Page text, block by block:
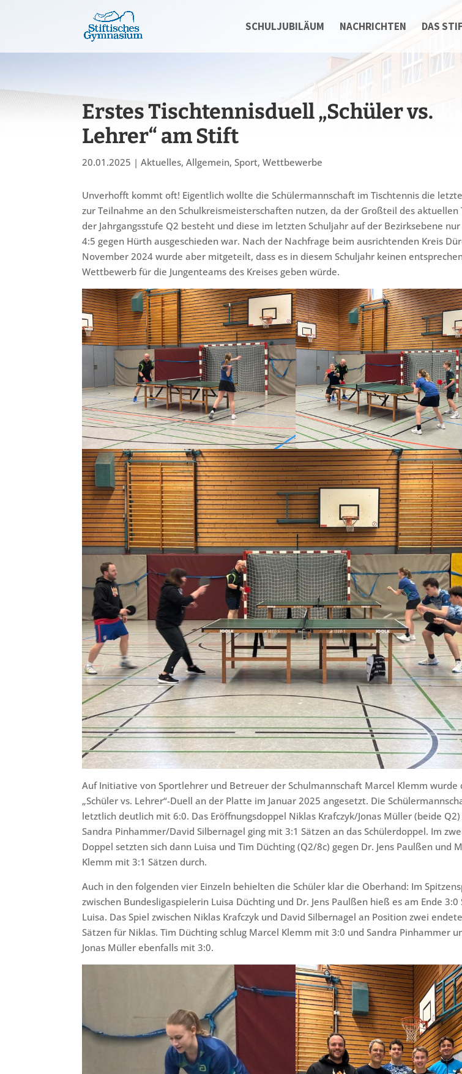
SCHULJUBILÄUM NACHRICHTEN DAS
Erstes Tischtennisduell „Schüler vs.
Lehrer“ am Stift
20.01.2025 |Aktuelles,Allgemein,Sport,Wettbewerbe
Unverhofft kommt oft! Eigentlich wollte die Schülermannschaft im Tischtennis die
zur Teilnahme an den Schulkreismeisterschaften nutzen, da der Großteil des aktuellen
der Jahrgangsstufe Q2 besteht und diese im letzten Schuljahr auf der Bezirksebene
4:5 gegen Hürth ausgeschieden war. Nach der Nachfrage beim ausrichtenden Kreis
November 2024 wurde aber mitgeteilt, dass es in diesem Schuljahr keinen
Wettbewerb für die Jungenteams des Kreises geben würde.
Auf Initiative von Sportlehrer und Betreuer der Schulmannschaft Marcel Klemm wurde
„Schüler vs. Lehrer“-Duell an der Platte im Januar 2025 angesetzt. Die
letztlich deutlich mit 6:0. Das Eröffnungsdoppel Niklas Krafczyk/Jonas Müller (beide Q2)
Sandra Pinhammer/David Silbernagel ging mit 3:1 Sätzen an das Schülerdoppel. Im
Doppel setzten sich dann Luisa und Tim Düchting (Q2/8c) gegen Dr. Jens Paulßen und
Klemm mit 3:1 Sätzen durch.
Auch in den folgenden vier Einzeln behielten die Schüler klar die Oberhand: Im
zwischen Bundesligaspielerin Luisa Düchting und Dr. Jens Paulßen hieß es am Ende 3:0
Luisa. Das Spiel zwischen Niklas Krafczyk und David Silbernagel an Position zwei
Sätzen für Niklas. Tim Düchting schlug Marcel Klemm mit 3:0 und Sandra Pinhammer
Jonas Müller ebenfalls mit 3:0.